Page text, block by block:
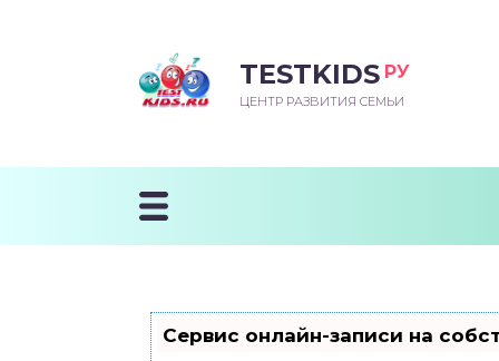
TESTKIDS РУ
ЦЕНТР РАЗВИТИЯ СЕМЬИ
Сервис онлайн-записи на
МЕСЯЦ
УЧИТСЯ
ПОСЛЕ ГОДА
К ШКОЛЕ
ДОШКОЛЬНИКА
ШКОЛА
ШКОЛЬНИКА
ШКОЛЬНИКА